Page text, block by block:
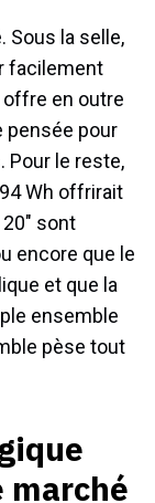
Sous la selle,
facilement
offre en outre
pensée pour
Pour le reste,
Wh offrirait
sont
encore que le
et que la
ensemble
pèse tout
marché